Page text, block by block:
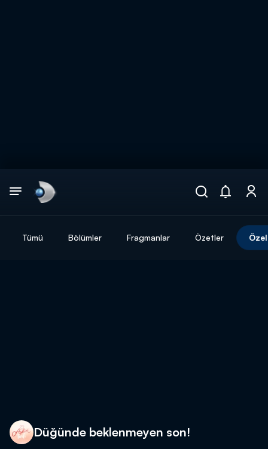
Tümü Bölümler Fragmanlar Özetler
Düğünde beklenmeyen son!